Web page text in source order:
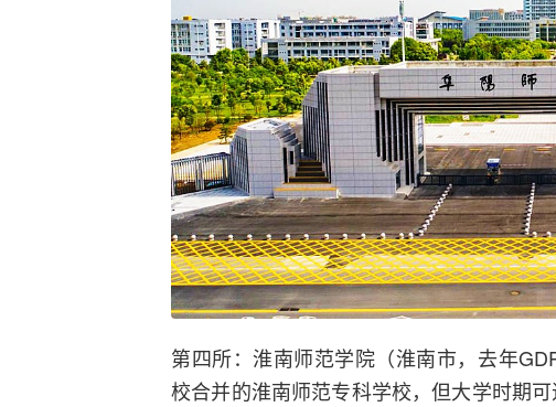
第四所：淮南师范学院（淮南市，去年
校合并的淮南师范专科学校，但大学时期